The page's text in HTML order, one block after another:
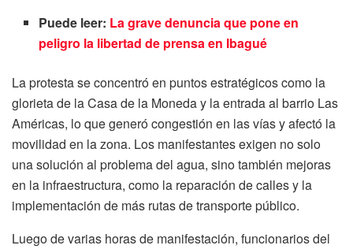
Puede leer: La grave denuncia que pone en
peligro la libertad de prensa en Ibagué
La protesta se concentró en puntos estratégicos como la
glorieta de la Casa de la Moneda y la entrada al barrio Las
Américas, lo que generó congestión en las vías y afectó la
movilidad en la zona. Los manifestantes exigen no solo
una solución al problema del agua, sino también mejoras
en la infraestructura, como la reparación de calles y la
implementación de más rutas de transporte público.
Luego de varias horas de manifestación, funcionarios del